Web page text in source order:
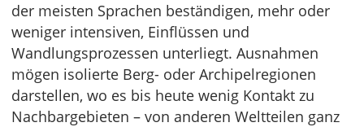
der meisten Sprachen beständigen, mehr oder
weniger intensiven, Einflüssen und
Wandlungsprozessen unterliegt. Ausnahmen
mögen isolierte Berg- oder Archipelregionen
darstellen, wo es bis heute wenig Kontakt zu
Nachbargebieten – von anderen Weltteilen ganz